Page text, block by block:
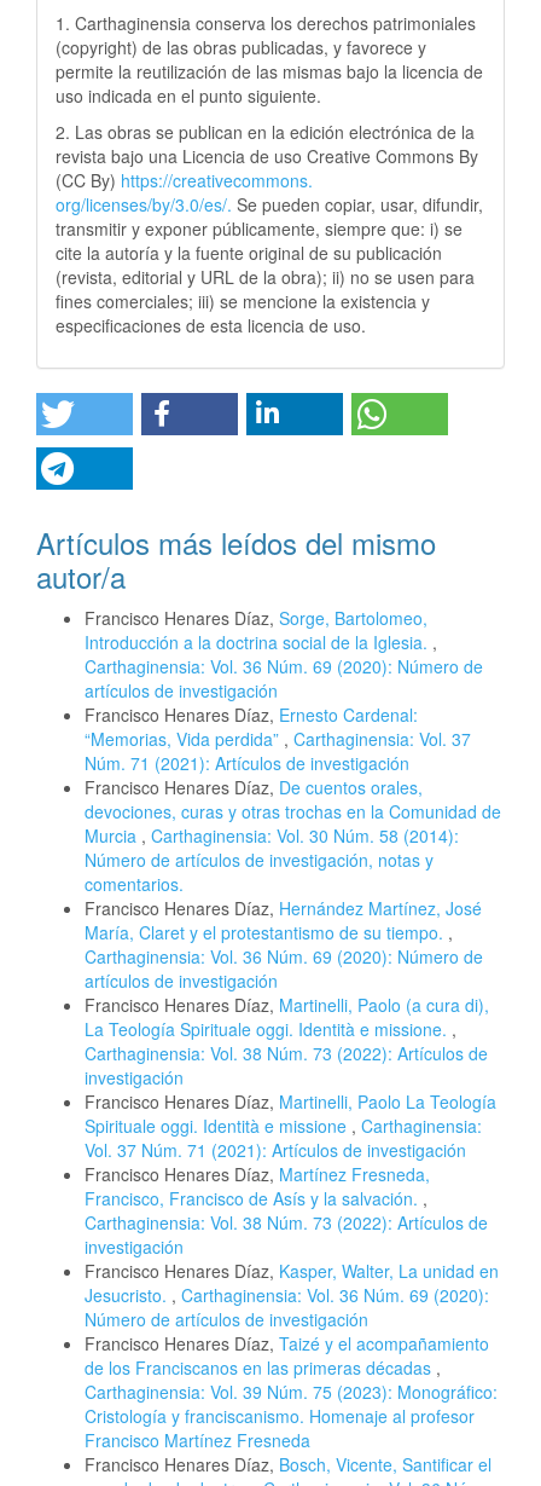
1. Carthaginensia conserva los derechos patrimoniales
(copyright) de las obras publicadas, y favorece y
permite la reutilización de las mismas bajo la licencia de
uso indicada en el punto siguiente.
2. Las obras se publican en la edición electrónica de la
revista bajo una Licencia de uso Creative Commons By
(CC By) https://creativecommons.
org/licenses/by/3.0/es/. Se pueden copiar, usar, difundir,
transmitir y exponer públicamente, siempre que: i) se
cite la autoría y la fuente original de su publicación
(revista, editorial y URL de la obra); ii) no se usen para
fines comerciales; iii) se mencione la existencia y
especificaciones de esta licencia de uso.
Artículos más leídos del mismo
autor/a
Francisco Henares Díaz, Sorge, Bartolomeo,
Introducción a la doctrina social de la Iglesia. ,
Carthaginensia: Vol. 36 Núm. 69 (2020): Número de
artículos de investigación
Francisco Henares Díaz, Ernesto Cardenal:
“Memorias, Vida perdida” , Carthaginensia: Vol. 37
Núm. 71 (2021): Artículos de investigación
Francisco Henares Díaz, De cuentos orales,
devociones, curas y otras trochas en la Comunidad de
Murcia , Carthaginensia: Vol. 30 Núm. 58 (2014):
Número de artículos de investigación, notas y
comentarios.
Francisco Henares Díaz, Hernández Martínez, José
María, Claret y el protestantismo de su tiempo. ,
Carthaginensia: Vol. 36 Núm. 69 (2020): Número de
artículos de investigación
Francisco Henares Díaz, Martinelli, Paolo (a cura di),
La Teología Spirituale oggi. Identità e missione. ,
Carthaginensia: Vol. 38 Núm. 73 (2022): Artículos de
investigación
Francisco Henares Díaz, Martinelli, Paolo La Teología
Spirituale oggi. Identità e missione , Carthaginensia:
Vol. 37 Núm. 71 (2021): Artículos de investigación
Francisco Henares Díaz, Martínez Fresneda,
Francisco, Francisco de Asís y la salvación. ,
Carthaginensia: Vol. 38 Núm. 73 (2022): Artículos de
investigación
Francisco Henares Díaz, Kasper, Walter, La unidad en
Jesucristo. , Carthaginensia: Vol. 36 Núm. 69 (2020):
Número de artículos de investigación
Francisco Henares Díaz, Taizé y el acompañamiento
de los Franciscanos en las primeras décadas ,
Carthaginensia: Vol. 39 Núm. 75 (2023): Monográfico:
Cristología y franciscanismo. Homenaje al profesor
Francisco Martínez Fresneda
Francisco Henares Díaz, Bosch, Vicente, Santificar el